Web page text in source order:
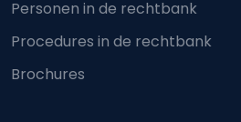
Personen in de rechtbank
Procedures in de rechtbank
Brochures